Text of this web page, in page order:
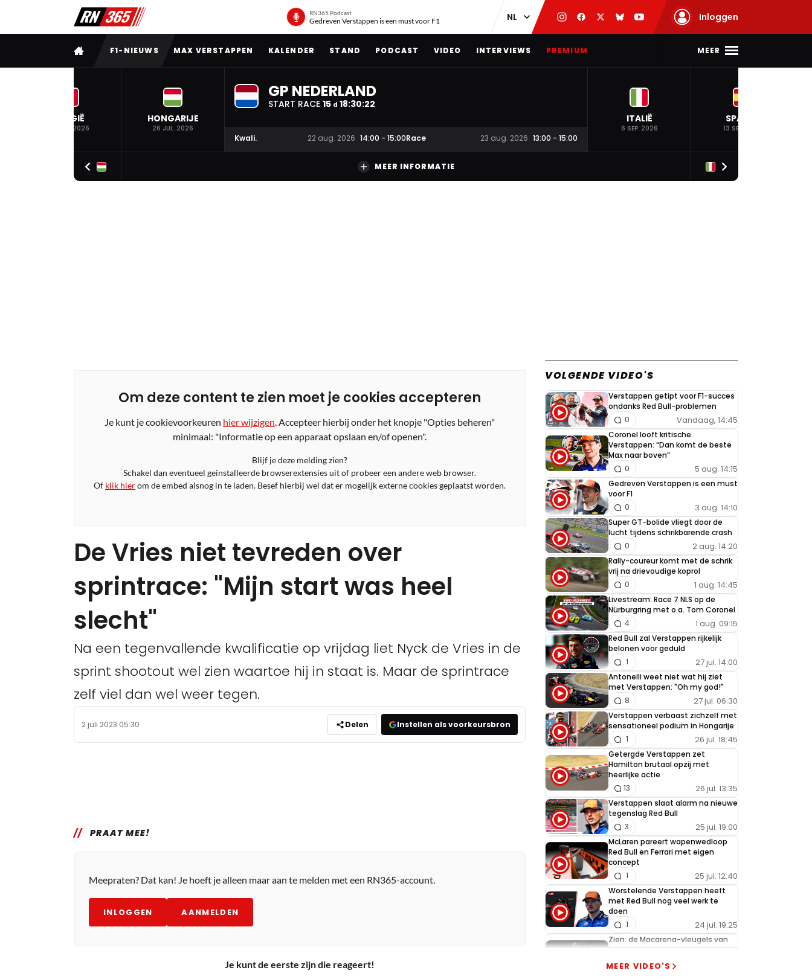
RN365 Podcast
Gedreven Verstappen is een must voor F1 Inloggen
VOLLEDIG MENU
F1-NIEUWS MAX VERSTAPPEN KALENDER STAND PODCAST VIDEO INTERVIEWS PREMIUM MEER
BELGIË
19 JUL. 2026
HONGARIJE
26 JUL. 2026
GP NEDERLAND
START RACE 15 d 18:30:21
Kwali. 22 aug. 2026 14:00 - 15:00Race 23 aug. 2026 13:00 - 15:00
ITALIË
6 SEP. 2026
SPANJE
13 SEP. 2026
MEER INFORMATIE
Om deze content te zien moet je cookies accepteren
Je kunt je cookievoorkeuren hier wijzigen. Accepteer hierbij onder het knopje "Opties beheren"
minimaal: "Informatie op een apparaat opslaan en/of openen".
Blijf je deze melding zien?
Schakel dan eventueel geinstalleerde browserextensies uit of probeer een andere web browser.
Of klik hierom de embed alsnog in te laden. Besef hierbij wel dat er mogelijk externe cookies geplaatst worden.
De Vries niet tevreden over
sprintrace: "Mijn start was heel
slecht"
Na een tegenvallende kwalificatie op vrijdag liet Nyck de Vries in de
sprint shootout wel zien waartoe hij in staat is. Maar de sprintrace
zelf viel dan wel weer tegen.
2 juli 2023 05:30 Delen Instellen als voorkeursbron
PRAAT MEE!
Meepraten? Dat kan! Je hoeft je alleen maar aan te melden met een RN365-account.
INLOGGEN AANMELDEN
Je kunt de eerste zijn die reageert!
VOLGENDE VIDEO'S
Verstappen getipt voor F1-succes
ondanks Red Bull-problemen
Vandaag, 14:45
0
Coronel looft kritische
Verstappen: “Dan komt de beste
Max naar boven”
5 aug. 14:15
0
Gedreven Verstappen is een must
voor F1
3 aug. 14:10
0
Super GT-bolide vliegt door de
lucht tijdens schrikbarende crash
2 aug. 14:20
0
Rally-coureur komt met de schrik
vrij na drievoudige koprol
1 aug. 14:45
0
Livestream: Race 7 NLS op de
Nürburgring met o.a. Tom Coronel
1 aug. 09:15
4
Red Bull zal Verstappen rijkelijk
belonen voor geduld
27 jul. 14:00
1
Antonelli weet niet wat hij ziet
met Verstappen: "Oh my god!"
27 jul. 06:30
8
Verstappen verbaast zichzelf met
sensationeel podium in Hongarije
26 jul. 18:45
1
Getergde Verstappen zet
Hamilton brutaal opzij met
heerlijke actie
26 jul. 13:35
13
Verstappen slaat alarm na nieuwe
tegenslag Red Bull
25 jul. 19:00
3
McLaren pareert wapenwedloop
Red Bull en Ferrari met eigen
concept
25 jul. 12:40
1
Worstelende Verstappen heeft
met Red Bull nog veel werk te
doen
24 jul. 19:25
1
Zien: de Macarena-vleugels van
Red Bull, Ferrari en McLaren in
MEER VIDEO'S